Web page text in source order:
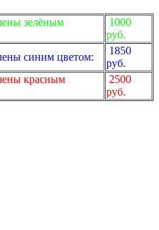
зелёным
1000
руб.
синим цветом:
1850
руб.
красным
2500
руб.